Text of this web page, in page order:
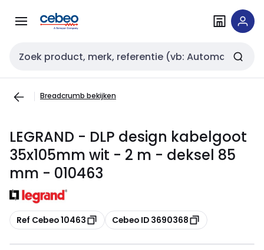
naar
naar
Zoekveld invoer
Breadcrumb bekijken
LEGRAND - DLP design kabelgoot
35x105mm wit - 2 m - deksel 85
mm - 010463
Kopiëren
Ref Cebeo 10463 Kopiëren
Cebeo ID 3690368